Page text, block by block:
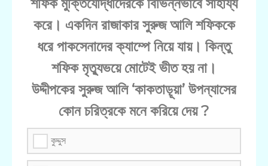
করে। একদিন রাজাকার সুরুজ আলি শফিককে
ধরে পাকসেনাদের ক্যাম্পে নিয়ে যায়। কিন্তু
শফিক মৃত্যুভয়ে মোটেই ভীত হয় না।
উদ্দীপকের সুরুজ আলি ‘কাকতাড়ূয়া’ উপন্যাসের
কোন চরিত্রকে মনে করিয়ে দেয় ?
কুদ্দুস